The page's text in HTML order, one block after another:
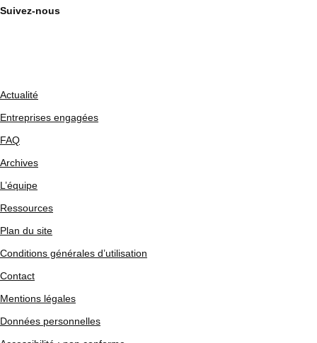
Suivez-nous
Actualité
Entreprises engagées
FAQ
Archives
L’équipe
Ressources
Plan du site
Conditions générales d’utilisation
Contact
Mentions légales
Données personnelles